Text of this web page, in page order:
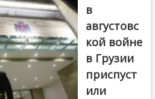
в
августовс
кой войне
в Грузии
приспуст
или